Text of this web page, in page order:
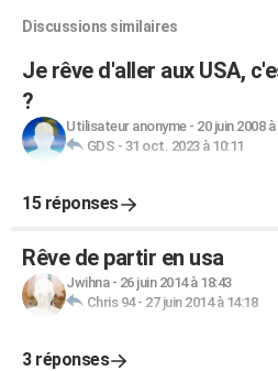
Discussions similaires
Je rêve d'aller aux USA,
?
Utilisateur anonyme- 20 juin 2008 à
GDS - 31 oct. 2023 à 10:11
15 réponses
Rêve de partir en usa
Jwihna- 26 juin 2014 à 18:43
Chris 94- 27 juin 2014 à 14:18
3 réponses